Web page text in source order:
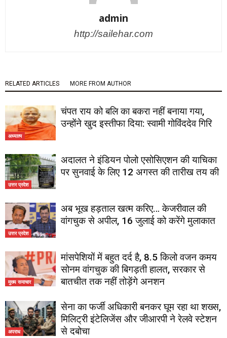
admin
http://sailehar.com
RELATED ARTICLES MORE FROM AUTHOR
अध्यात्म
चंपत राय को बलि का बकरा नहीं बनाया गया,
उन्होंने खुद इस्तीफा दिया: स्वामी गोविंददेव गिरि
उत्तर प्रदेश
अदालत ने इंडियन पोलो एसोसिएशन की याचिका
पर सुनवाई के लिए 12 अगस्त की तारीख तय की
उत्तर प्रदेश
अब भूख हड़ताल खत्म करिए… केजरीवाल की
वांगचुक से अपील, 16 जुलाई को करेंगे मुलाकात
मुख्य समाचार
मांसपेशियों में बहुत दर्द है, 8.5 किलो वजन कमय
सोनम वांगचुक की बिगड़ती हालत, सरकार से
बातचीत तक नहीं तोड़ेंगे अनशन
अपराध
सेना का फर्जी अधिकारी बनकर घूम रहा था शख्स,
मिलिट्री इंटेलिजेंस और जीआरपी ने रेलवे स्टेशन
से दबोचा